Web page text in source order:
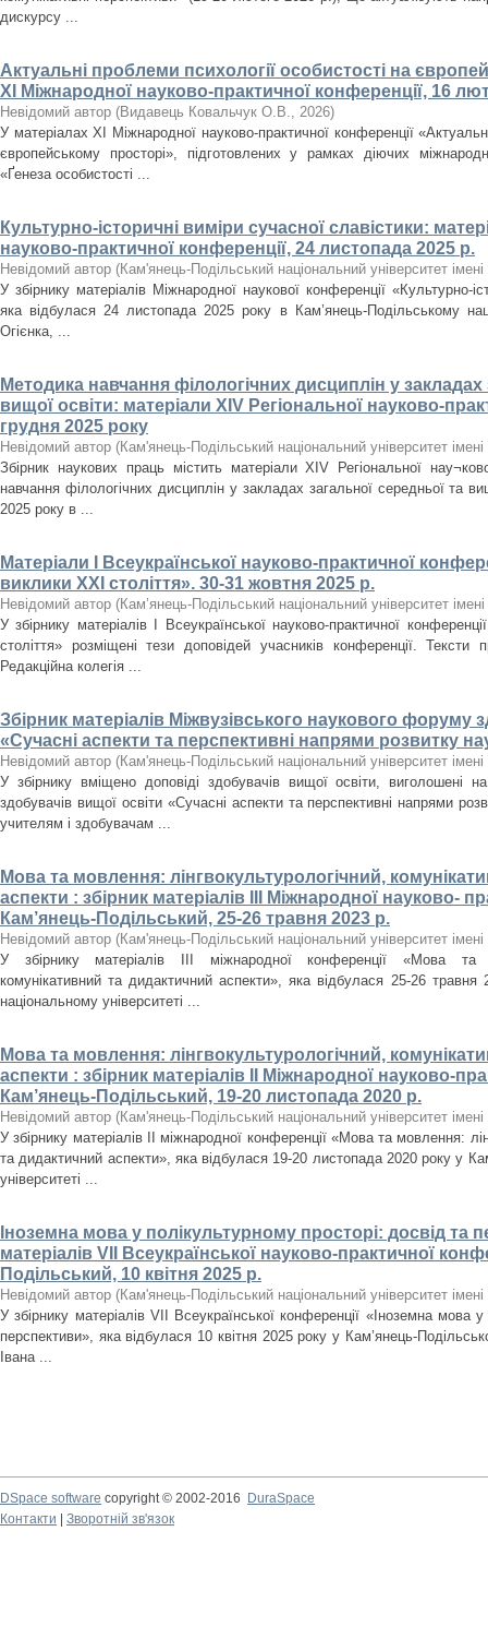
дискурсу ...
Актуальні проблеми психології особистості на
XІ Міжнародної науково-практичної конференції, 16
Невідомий автор (Видавець Ковальчук О.В., 2026)
У матеріалах XІ Міжнародної науково-практичної конференції
європейському просторі», підготовлених у рамках діючих
«Ґенеза особистості ...
Культурно-історичні виміри сучасної славістики:
науково-практичної конференції, 24 листопада 2025 р.
Невідомий автор (Кам'янець-Подільський національний університет імені
У збірнику матеріалів Міжнародної наукової конференції «Культурно-
яка відбулася 24 листопада 2025 року в Кам’янець-Подільському
Огієнка, ...
Методика навчання філологічних дисциплін у закладах
вищої освіти: матеріали ХІV Регіональної науково-
грудня 2025 року
Невідомий автор (Кам'янець-Подільський національний університет імені
Збірник наукових праць містить матеріали ХІV Регіональної
навчання філологічних дисциплін у закладах загальної середньої та
2025 року в ...
Матеріали І Всеукраїнської науково-практичної
виклики ХХІ століття». 30-31 жовтня 2025 р.
Невідомий автор (Кам’янець-Подільський національний університет
У збірнику матеріалів І Всеукраїнської науково-практичної
століття» розміщені тези доповідей учасників конференції. Тексти
Редакційна колегія ...
Збірник матеріалів Міжвузівського наукового форуму
«Сучасні аспекти та перспективні напрями розвитку
Невідомий автор (Кам'янець-Подільський національний університет імені
У збірнику вміщено доповіді здобувачів вищої освіти, виголошені
здобувачів вищої освіти «Сучасні аспекти та перспективні напрями
учителям і здобувачам ...
Мова та мовлення: лінгвокультурологічний,
аспекти : збірник матеріалів ІІІ Міжнародної науково-
Кам’янець-Подільський, 25-26 травня 2023 р.
Невідомий автор (Кам'янець-Подільський національний університет імені
У збірнику матеріалів ІІІ міжнародної конференції «Мова та
комунікативний та дидактичний аспекти», яка відбулася 25-26
національному університеті ...
Мова та мовлення: лінгвокультурологічний,
аспекти : збірник матеріалів ІІ Міжнародної науково-
Кам’янець-Подільський, 19-20 листопада 2020 р.
Невідомий автор (Кам'янець-Подільський національний університет імені
У збірнику матеріалів ІІ міжнародної конференції «Мова та мовлення:
та дидактичний аспекти», яка відбулася 19-20 листопада 2020 року у
університеті ...
Іноземна мова у полікультурному просторі: досвід та
матеріалів VІІ Всеукраїнської науково-практичної
Подільський, 10 квітня 2025 р.
Невідомий автор (Кам'янець-Подільський національний університет імені
У збірнику матеріалів VІІ Всеукраїнської конференції «Іноземна мова
перспективи», яка відбулася 10 квітня 2025 року у Кам’янець-
Івана ...
DSpace software copyright © 2002-2016
DuraSpace
Контакти
Зворотній зв'язок